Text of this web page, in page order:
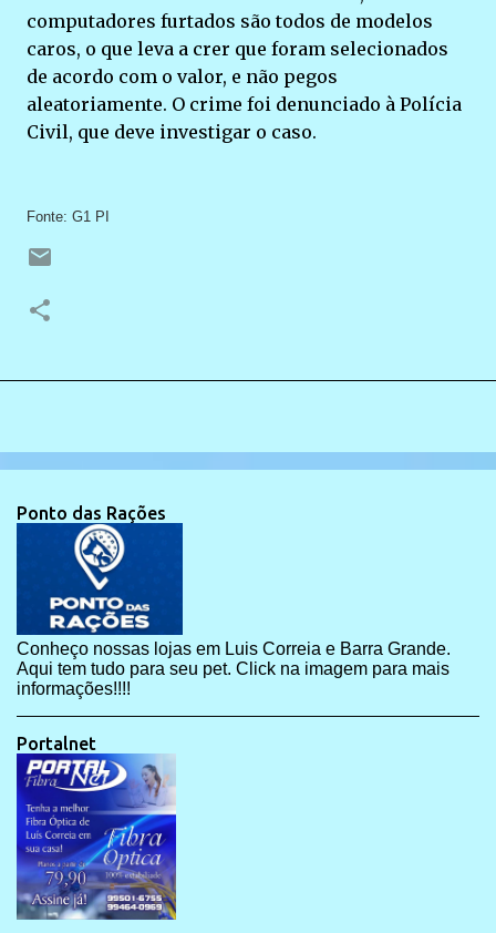
computadores furtados são todos de modelos
caros, o que leva a crer que foram selecionados
de acordo com o valor, e não pegos
aleatoriamente. O crime foi denunciado à Polícia
Civil, que deve investigar o caso.
Fonte: G1 PI
Ponto das Rações
Conheço nossas lojas em Luis Correia e Barra Grande.
Aqui tem tudo para seu pet. Click na imagem para mais
informações!!!!
Portalnet